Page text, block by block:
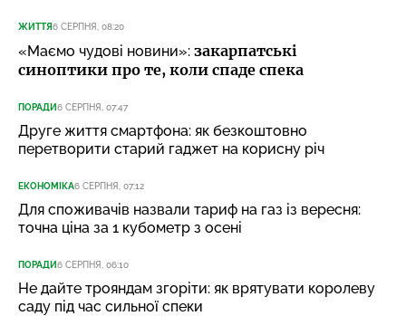
ЖИТТЯ6 СЕРПНЯ, 08:20
«Маємо чудові новини»: закарпатські
синоптики про те, коли спаде спека
ПОРАДИ6 СЕРПНЯ, 07:47
Друге життя смартфона: як безкоштовно
перетворити старий гаджет на корисну річ
ЕКОНОМІКА6 СЕРПНЯ, 07:12
Для споживачів назвали тариф на газ із вересня:
точна ціна за 1 кубометр з осені
ПОРАДИ6 СЕРПНЯ, 06:10
Не дайте трояндам згоріти: як врятувати королеву
саду під час сильної спеки